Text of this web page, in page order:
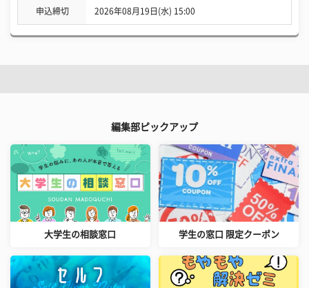
申込締切 2026年08月19日(水) 15:00
編集部ピックアップ
大学生の相談窓口 学生の窓口 限定クーポン